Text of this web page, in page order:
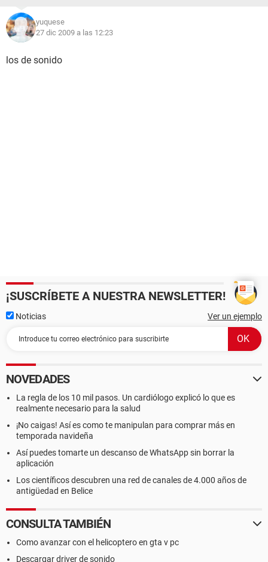
yuquese
27 dic 2009 a las 12:23
los de sonido
¡SUSCRÍBETE A NUESTRA NEWSLETTER!
Noticias Ver un ejemplo
NOVEDADES
La regla de los 10 mil pasos. Un cardiólogo explicó lo que es
realmente necesario para la salud
¡No caigas! Así es como te manipulan para comprar más en
temporada navideña
Así puedes tomarte un descanso de WhatsApp sin borrar la
aplicación
Los científicos descubren una red de canales de 4.000 años de
antigüedad en Belice
CONSULTA TAMBIÉN
Como avanzar con el helicoptero en gta v pc
Descargar driver de sonido